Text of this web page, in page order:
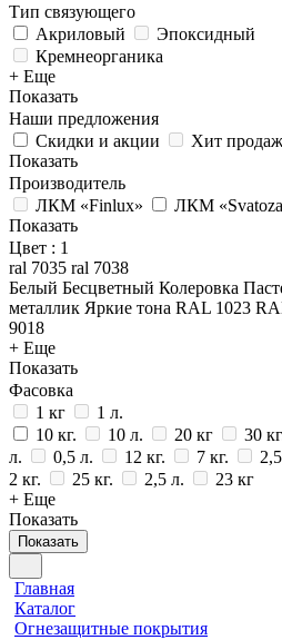
Тип связующего
Акриловый
Эпоксидный
Кремнеорганика
+ Еще
Показать
Наши предложения
Скидки и акции
Хит продаж
Показать
Производитель
ЛКМ «Finlux»
ЛКМ
Показать
Цвет : 1
ral 7035 ral 7038
Белый Бесцветный Колеровка
металлик Яркие тона RAL 1023
9018
+ Еще
Показать
Фасовка
1 кг
1 л.
10 кг.
10 л. 20 кг 30
л.
0,5 л. 12 кг. 7 кг.
2 кг.
25 кг. 2,5 л.
23 кг
+ Еще
Показать
Показать
Главная
Каталог
Огнезащитные покрытия